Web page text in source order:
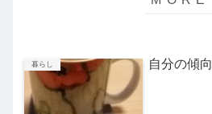
暮らし 自分の傾向